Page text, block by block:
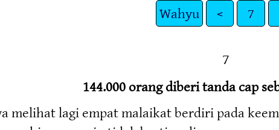
Wahyu < 7
7
144.000 orang diberi tanda cap
melihat lagi empat malaikat berdiri pada